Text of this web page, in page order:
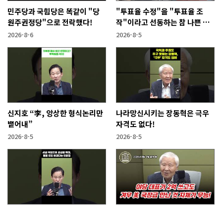
민주당과 국힘당은 똑같이 "당
원주권정당"으로 전락했다!
2026-8-6
"투표율 수정"을 "투표율 조
작"이라고 선동하는 참 나쁜 사
람들!
2026-8-5
신지호 “李, 앙상한 형식논리만
뱉어내”
2026-8-5
나라망신시키는 장동혁은 극우
자격도 없다!
2026-8-5